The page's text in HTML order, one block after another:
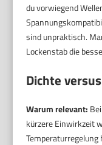
du vorwiegend
sind unpraktisch.
Lockenstab die
Dichte
Warum relevant:
kürzere Einwirkzeit
Temperaturregelung